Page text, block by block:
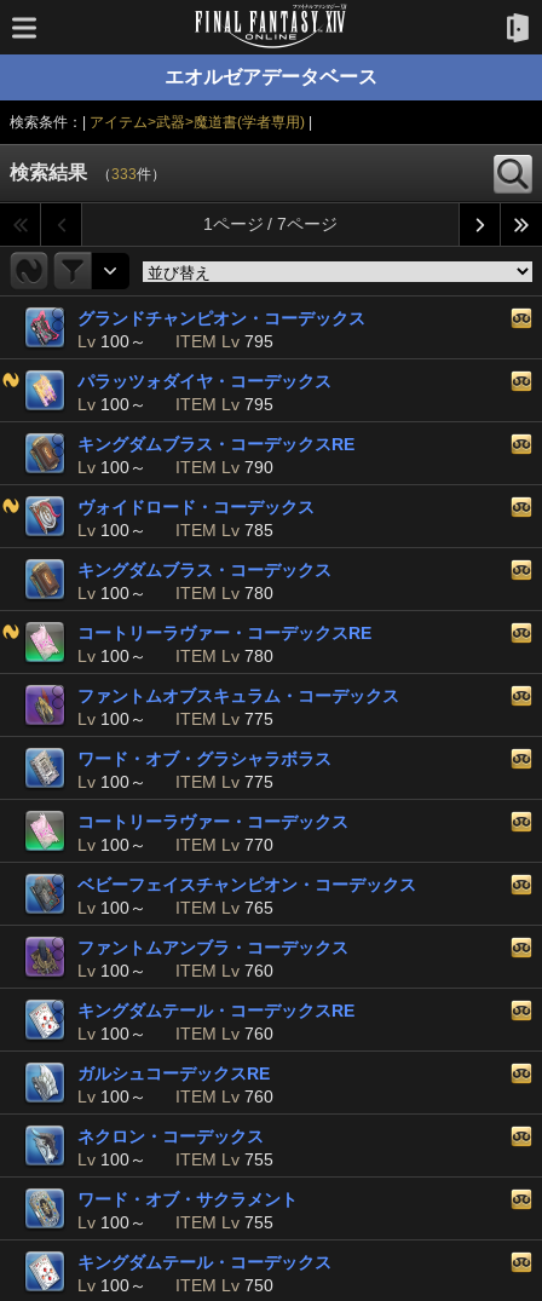
エオルゼアデータベース
検索条件：| アイテム>武器>魔道書(学者専用)|
検索結果 （333件）
1ページ / 7ページ
グランドチャンピオン・コーデックス
Lv 100～ ITEM Lv 795
パラッツォダイヤ・コーデックス
Lv 100～ ITEM Lv 795
キングダムブラス・コーデックスRE
Lv 100～ ITEM Lv 790
ヴォイドロード・コーデックス
Lv 100～ ITEM Lv 785
キングダムブラス・コーデックス
Lv 100～ ITEM Lv 780
コートリーラヴァー・コーデックスRE
Lv 100～ ITEM Lv 780
ファントムオブスキュラム・コーデックス
Lv 100～ ITEM Lv 775
ワード・オブ・グラシャラボラス
Lv 100～ ITEM Lv 775
コートリーラヴァー・コーデックス
Lv 100～ ITEM Lv 770
ベビーフェイスチャンピオン・コーデックス
Lv 100～ ITEM Lv 765
ファントムアンブラ・コーデックス
Lv 100～ ITEM Lv 760
キングダムテール・コーデックスRE
Lv 100～ ITEM Lv 760
ガルシュコーデックスRE
Lv 100～ ITEM Lv 760
ネクロン・コーデックス
Lv 100～ ITEM Lv 755
ワード・オブ・サクラメント
Lv 100～ ITEM Lv 755
キングダムテール・コーデックス
Lv 100～ ITEM Lv 750